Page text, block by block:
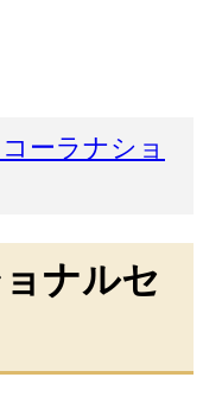
ーラナショ
ナルセ